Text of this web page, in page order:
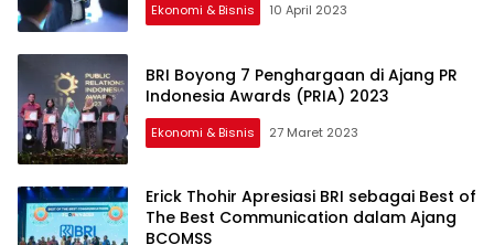
Ekonomi & Bisnis 10 April 2023
BRI Boyong 7 Penghargaan di Ajang PR
Indonesia Awards (PRIA) 2023
Ekonomi & Bisnis 27 Maret 2023
Erick Thohir Apresiasi BRI sebagai Best of
The Best Communication dalam Ajang
BCOMSS